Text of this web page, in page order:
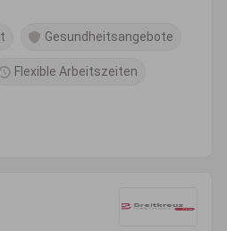
Gesundheitsangebote
Flexible Arbeitszeiten